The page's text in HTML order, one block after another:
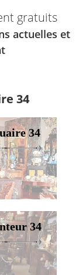
gratuits
actuelles et
34
34
34